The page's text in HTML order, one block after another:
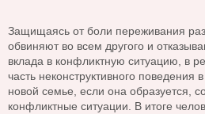
Защищаясь от боли переживания
обвиняют во всем другого и
вклада в конфликтную ситуацию, в
часть неконструктивного
новой семье, если она образуется,
конфликтные ситуации. В итоге